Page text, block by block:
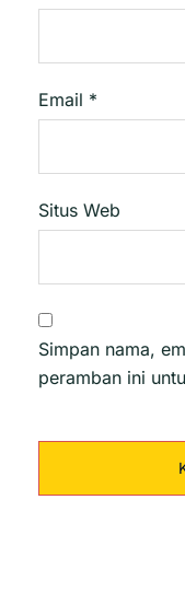
Email *
Situs Web
Simpan nama,
peramban ini